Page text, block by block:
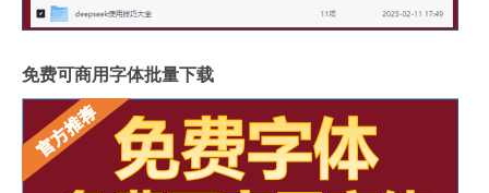
免费可商用字体批量下载